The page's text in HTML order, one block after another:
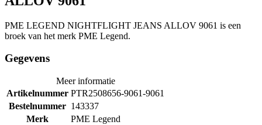
PME LEGEND NIGHTFLIGHT JEANS ALLOV 9061 is een
broek van het merk PME Legend.
Gegevens
Meer informatie
Artikelnummer PTR2508656-9061-9061
Bestelnummer 143337
Merk
PME Legend